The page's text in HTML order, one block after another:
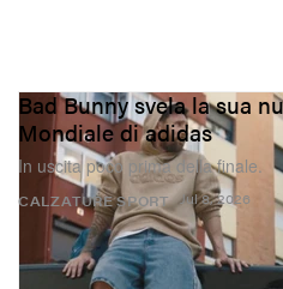
CALZATURE SPORT
Bad Bunny svela la sua
Mondiale di adidas
In uscita poco prima della finale.
Jul 8, 2026